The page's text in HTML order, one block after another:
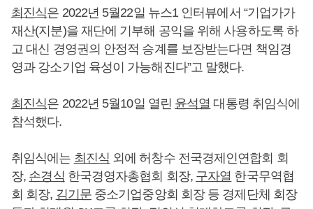
최진식은 2022년 5월22일 뉴스1 인터뷰에서 “기업가가
재산(지분)을 재단에 기부해 공익을 위해 사용하도록 하
고 대신 경영권의 안정적 승계를 보장받는다면 책임경
영과 강소기업 육성이 가능해진다”고 말했다.
최진식은 2022년 5월10일 열린 윤석열 대통령 취임식에
참석했다.
취임식에는 최진식 외에 허창수 전국경제인연합회 회
장, 손경식 한국경영자총협회 회장, 구자열 한국무역협
회 회장, 김기문중소기업중앙회 회장 등 경제단체 회장